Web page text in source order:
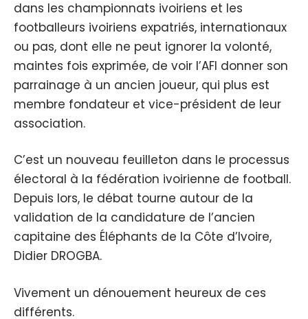
dans les championnats ivoiriens et les
footballeurs ivoiriens expatriés, internationaux
ou pas, dont elle ne peut ignorer la volonté,
maintes fois exprimée, de voir l’AFI donner son
parrainage à un ancien joueur, qui plus est
membre fondateur et vice-président de leur
association.
C’est un nouveau feuilleton dans le processus
électoral à la fédération ivoirienne de football.
Depuis lors, le débat tourne autour de la
validation de la candidature de l’ancien
capitaine des Éléphants de la Côte d’Ivoire,
Didier DROGBA.
Vivement un dénouement heureux de ces
différents.